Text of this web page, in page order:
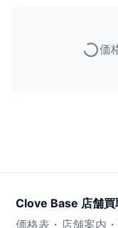
価
Clove Base 店舗買
価格表・店舗案内